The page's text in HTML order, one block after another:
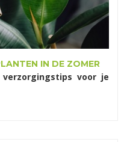
IN DE ZOMER
verzorgingstips voor je